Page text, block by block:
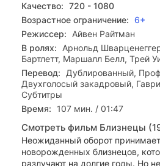
Качество: 720 - 1080
Возрастное ограничение: 6+
Режиссер:
Айвен Райтман
В ролях:
Арнольд
Бартлетт, Маршалл Белл, Трей
Перевод:
Дублированный,
Двухголосый закадровый,
Субтитры
Время:
107 мин. / 01:47
Смотреть фильм Близнецы
Неожиданный оборот
новорожденных близнецов,
разлучают на долгие годы. Но